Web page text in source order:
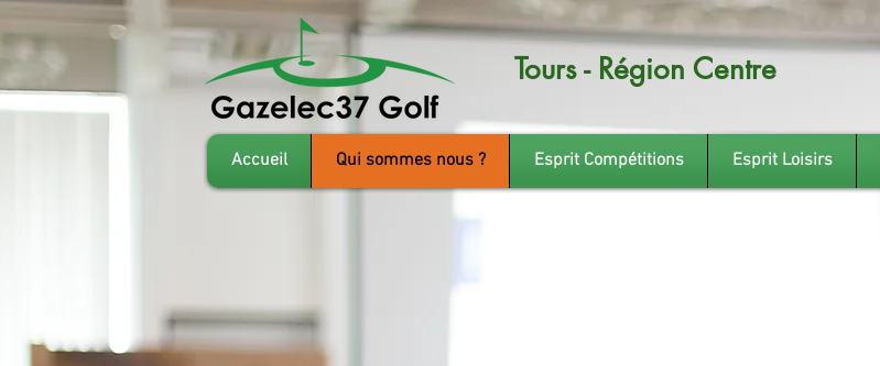
Tours - Région Centre
Accueil Qui sommes nous ? Esprit Compétitions Esprit Loisirs